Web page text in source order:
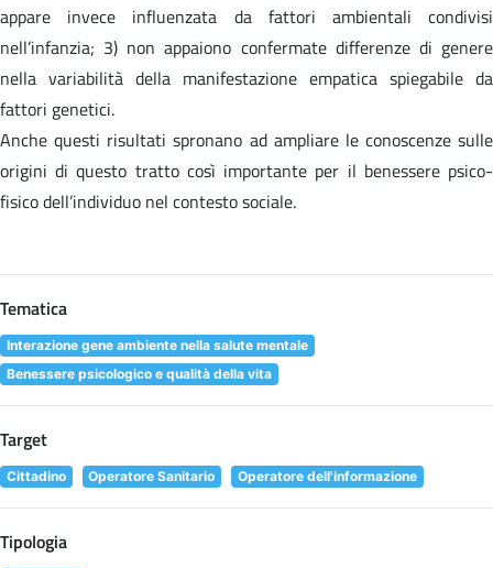
appare invece influenzata da fattori ambientali condivisi
nell’infanzia; 3) non appaiono confermate differenze di genere
nella variabilità della manifestazione empatica spiegabile da
fattori genetici.
Anche questi risultati spronano ad ampliare le conoscenze sulle
origini di questo tratto così importante per il benessere psico-
fisico dell’individuo nel contesto sociale.
Tematica
Interazione gene ambiente nella salute mentale
Benessere psicologico e qualità della vita
Target
Cittadino Operatore Sanitario Operatore dell'informazione
Tipologia